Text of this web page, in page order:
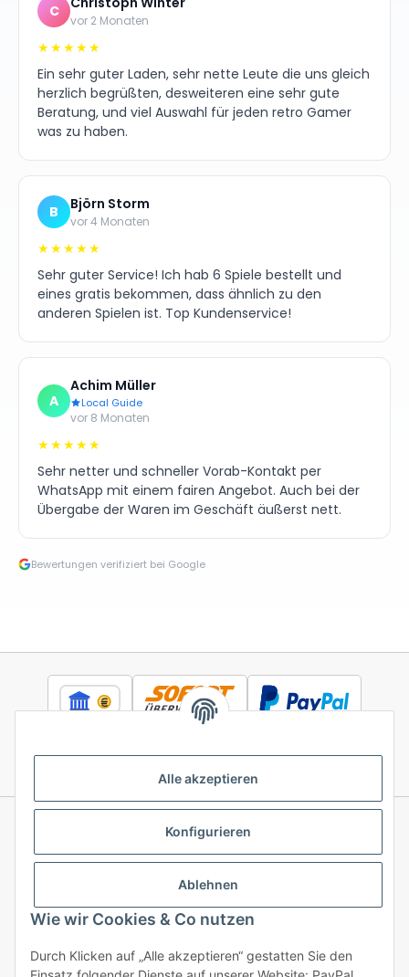
Alle akzeptieren
Konfigurieren
Ablehnen
Wie wir Cookies & Co nutzen
Durch Klicken auf „Alle akzeptieren“ gestatten Sie den
C
vor 2 Monaten
★★★★★
Ein sehr guter Laden, sehr nette Leute die uns gleich
herzlich begrüßten, desweiteren eine sehr gute
Beratung, und viel Auswahl für jeden retro Gamer
was zu haben.
B Björn Storm
vor 4 Monaten
★★★★★
Sehr guter Service! Ich hab 6 Spiele bestellt und
eines gratis bekommen, dass ähnlich zu den
anderen Spielen ist. Top Kundenservice!
A
Achim Müller
Local Guide
vor 8 Monaten
★★★★★
Sehr netter und schneller Vorab-Kontakt per
WhatsApp mit einem fairen Angebot. Auch bei der
Übergabe der Waren im Geschäft äußerst nett.
Bewertungen verifiziert bei Google
Informationen
Gesetzliche Informationen